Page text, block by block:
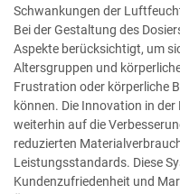
Schwankungen der
Bei der Gestaltung des
Aspekte berücksichtigt, um
Altersgruppen und
Frustration oder körperliche
können. Die Innovation in
weiterhin auf die
reduzierten
Leistungsstandards. Diese
Kundenzufriedenheit und